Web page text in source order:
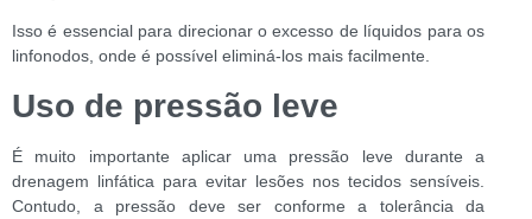
Isso é essencial para direcionar o excesso de líquidos para os
linfonodos, onde é possível eliminá-los mais facilmente.
Uso de pressão leve
É muito importante aplicar uma pressão leve durante a
drenagem linfática para evitar lesões nos tecidos sensíveis.
Contudo, a pressão deve ser conforme a tolerância da